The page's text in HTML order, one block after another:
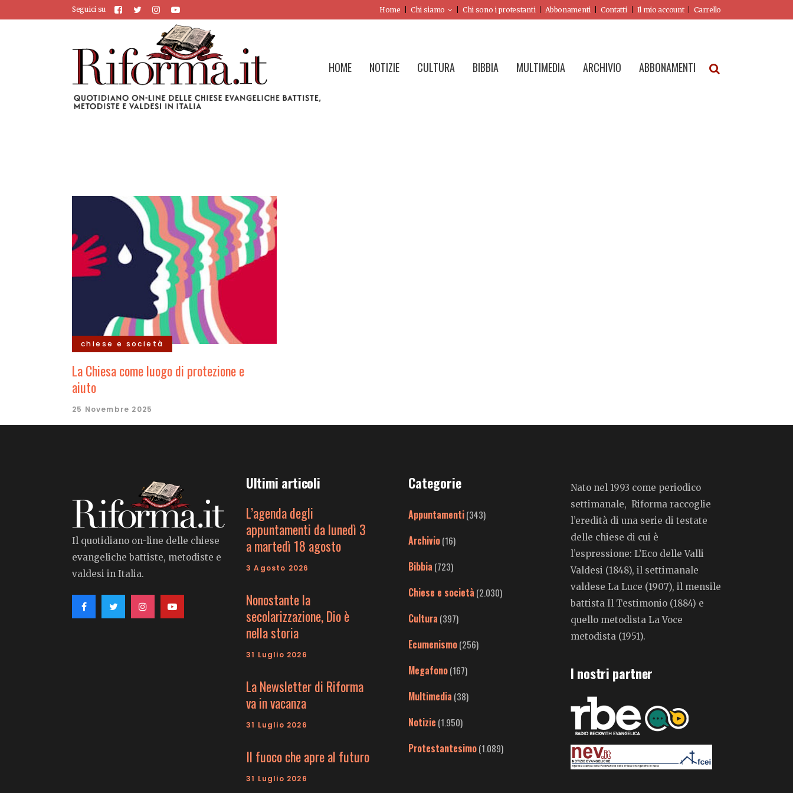
Seguici su Home Chi siamo Chi sono i protestanti Abbonamenti Contatti Il mio account Carrello
HOME NOTIZIE CULTURA BIBBIA MULTIMEDIA ARCHIVIO ABBONAMENTI
chiese e società
La Chiesa come luogo di protezione e
aiuto
25 Novembre 2025
Il quotidiano on-line delle chiese
evangeliche battiste, metodiste e
valdesi in Italia.
Ultimi articoli
L’agenda degli
appuntamenti da lunedì 3
a martedì 18 agosto
3 Agosto 2026
Nonostante la
secolarizzazione, Dio è
nella storia
31 Luglio 2026
La Newsletter di Riforma
va in vacanza
31 Luglio 2026
Il fuoco che apre al futuro
31 Luglio 2026
Categorie
Appuntamenti(343)
Archivio(16)
Bibbia (723)
Chiese e società (2.030)
Cultura (397)
Ecumenismo(256)
Megafono(167)
Multimedia (38)
Notizie (1.950)
Protestantesimo(1.089)
Nato nel 1993 come periodico
settimanale, Riforma raccoglie
l’eredità di una serie di testate
delle chiese di cui è
l’espressione: L’Eco delle Valli
Valdesi (1848), il settimanale
valdese La Luce (1907), il mensile
battista Il Testimonio (1884) e
quello metodista La Voce
metodista (1951).
I nostri partner